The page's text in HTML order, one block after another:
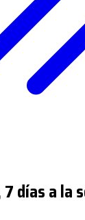
días a la